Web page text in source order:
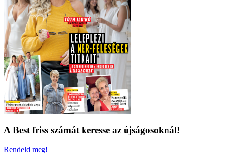
A Best friss számát keresse az újságosoknál!
Rendeld meg!